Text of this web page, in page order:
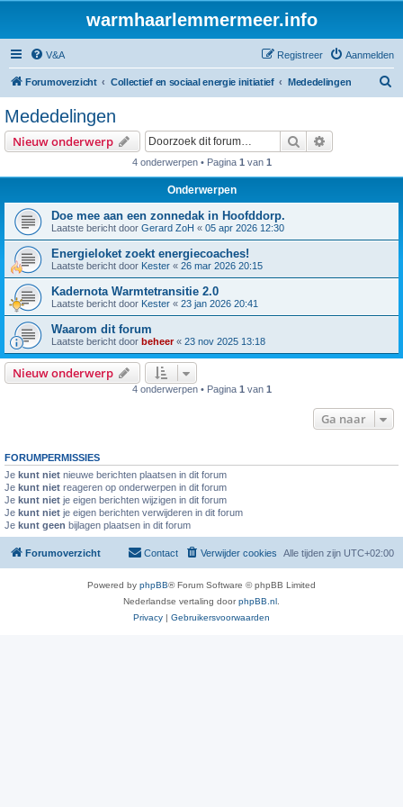
warmhaarlemmermeer.info
V&A Aanmelden
Registreer
Forumoverzicht Collectief en sociaal energie initiatief Mededelingen
Mededelingen
Nieuw onderwerp Zoek
4 onderwerpen • Pagina 1 van 1
Onderwerpen
Doe mee aan een zonnedak in Hoofddorp.
Laatste bericht door Gerard ZoH « 05 apr 2026 12:30
Energieloket zoekt energiecoaches!
Laatste bericht door Kester « 26 mar 2026 20:15
Kadernota Warmtetransitie 2.0
Laatste bericht door Kester « 23 jan 2026 20:41
Waarom dit forum
Laatste bericht door beheer« 23 nov 2025 13:18
Nieuw onderwerp
4 onderwerpen • Pagina 1 van 1
Ga naar
FORUMPERMISSIES
Je kunt niet nieuwe berichten plaatsen in dit forum
Je kunt niet reageren op onderwerpen in dit forum
Je kunt niet je eigen berichten wijzigen in dit forum
Je kunt niet je eigen berichten verwijderen in dit forum
Je kunt geen bijlagen plaatsen in dit forum
Forumoverzicht Alle tijden zijn UTC+02:00
Verwijder cookies
Contact
Powered by phpBB® Forum Software © phpBB Limited
Nederlandse vertaling doorphpBB.nl
Privacy | Gebruikersvoorwaarden